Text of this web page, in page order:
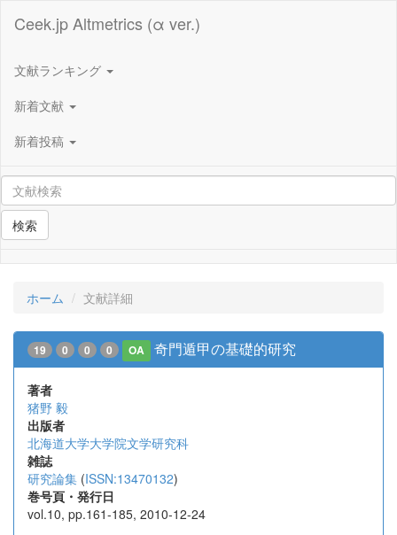
Ceek.jp Altmetrics (α ver.)
文献ランキング
新着文献
新着投稿
検索
ホーム 文献詳細
19 0 0 0 OA 奇門遁甲の基礎的研究
著者
猪野 毅
出版者
北海道大学大学院文学研究科
雑誌
研究論集 (ISSN:13470132)
巻号頁・発行日
vol.10, pp.161-185, 2010-12-24